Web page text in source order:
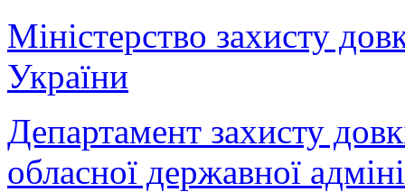
Міністерство захисту
України
Департамент захисту
обласної державної